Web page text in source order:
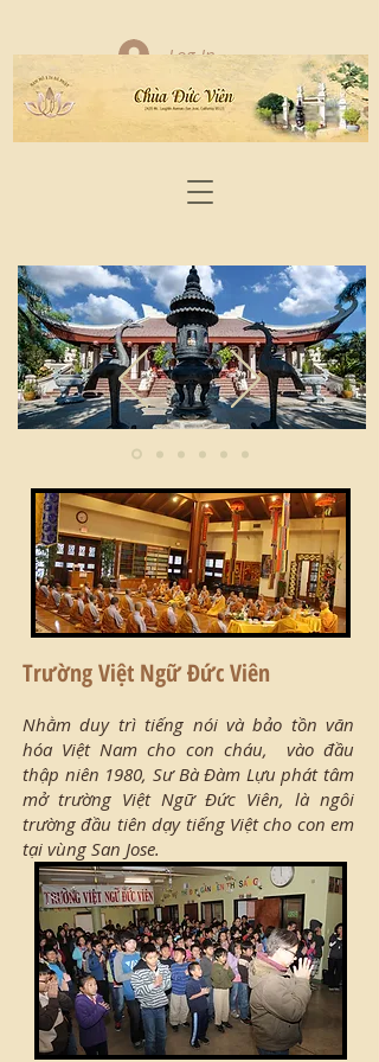
Log In
Trường Việt Ngữ Đức Viên
Nhằm duy trì tiếng nói và bảo tồn văn
hóa Việt Nam cho con cháu, vào đầu
thập niên 1980, Sư Bà Đàm Lựu phát tâm
mở trường Việt Ngữ Đức Viên, là ngôi
trường đầu tiên dạy tiếng Việt cho con em
tại vùng San Jose.